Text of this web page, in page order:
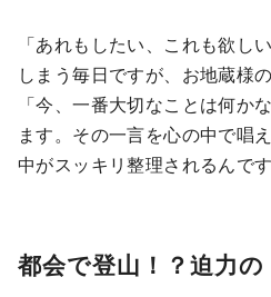
「あれもしたい、これも欲し
しまう毎日ですが、お地蔵様
「今、一番大切なことは何か
ます。その一言を心の中で唱
中がスッキリ整理されるんです
都会で登山！？迫力の